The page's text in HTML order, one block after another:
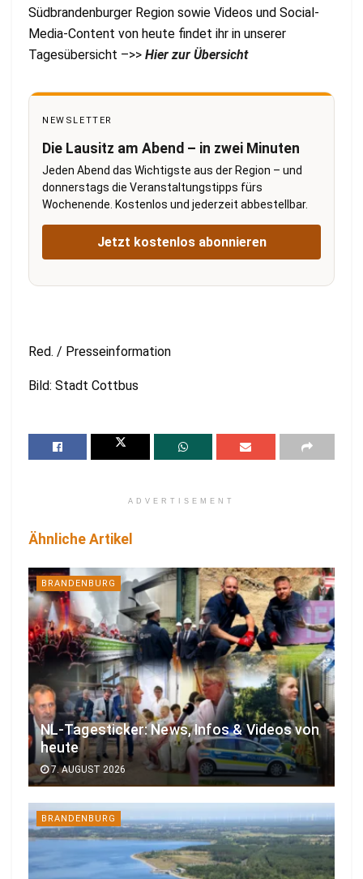
Südbrandenburger Region sowie Videos und Social-
Media-Content von heute findet ihr in unserer
Tagesübersicht –>> Hier zur Übersicht
NEWSLETTER
Die Lausitz am Abend – in zwei Minuten
Jeden Abend das Wichtigste aus der Region – und
donnerstags die Veranstaltungstipps fürs
Wochenende. Kostenlos und jederzeit abbestellbar.
Jetzt kostenlos abonnieren
Red. / Presseinformation
Bild: Stadt Cottbus
ADVERTISEMENT
Ähnliche Artikel
BRANDENBURG
NL-Tagesticker: News, Infos & Videos von
heute
7. AUGUST 2026
BRANDENBURG